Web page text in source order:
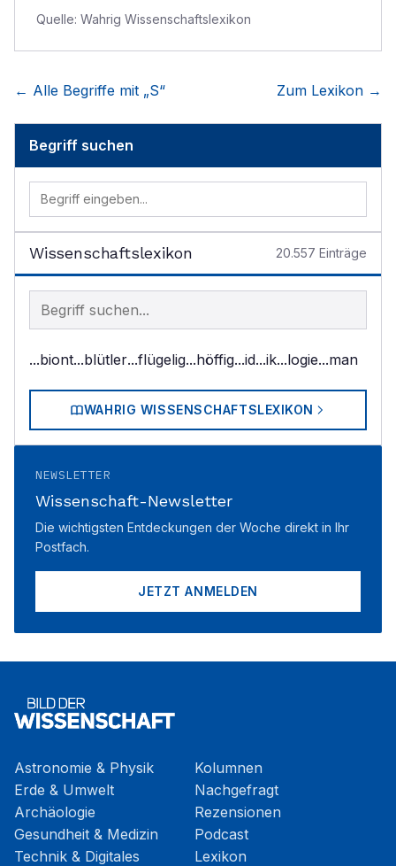
Quelle: Wahrig Wissenschaftslexikon
← Alle Begriffe mit „S“ Zum Lexikon →
Begriff suchen
Wissenschaftslexikon 20.557 Einträge
Begriff im Lexikon suchen
...biont...blütler...flügelig...höffig...id...ik...logie...man
WAHRIG WISSENSCHAFTSLEXIKON
NEWSLETTER
Wissenschaft-Newsletter
Die wichtigsten Entdeckungen der Woche direkt in Ihr
Postfach.
JETZT ANMELDEN
Astronomie & Physik
Erde & Umwelt
Archäologie
Gesundheit & Medizin
Technik & Digitales
Kolumnen
Nachgefragt
Rezensionen
Podcast
Lexikon